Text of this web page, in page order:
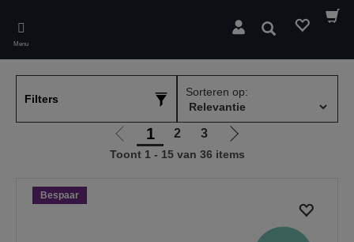
main
content
Menu
Zoeken
Filters
Sorteren op:
Ga
naar
1 2 3
Ga
naar
Toont 1 - 15 van 36 items
Bespaar